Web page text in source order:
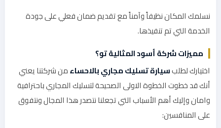
نسلمك المكان نظيفاً وآمناً مع تقديم ضمان فعلي على جودة
الخدمة التي تم تنفيذها.
مميزات شركة أسود المثالية تو؟
اختيارك لطلبسيارة تسليك مجاري بالاحساءمن شركتنا يعني
أنك قد خطوت الخطوة الاولى الصحيحة لتسليك المجاري باحترافية
وامان وإليك أهم الأسباب التي تجعلنا نتصدر هذا المجال ونتفوق
على المنافسين: